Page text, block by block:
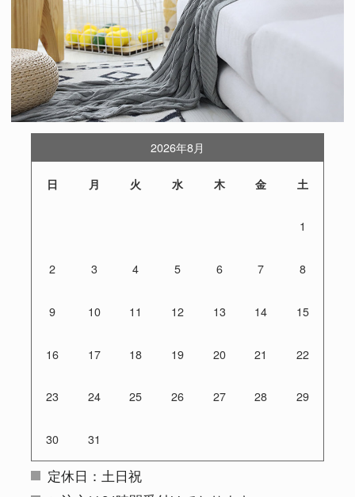
2026年8月
日 月 火 水 木 金 土
1
2 3 4 5 6 7 8
9 10 11 12 13 14 15
16 17 18 19 20 21 22
23 24 25 26 27 28 29
30 31
定休日：土日祝